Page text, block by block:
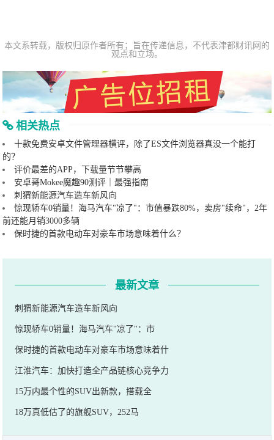
本文系转载，版权归原作者所有；旨在传递信息，不代表津都财讯网的
观点和立场。
相关热点
十款免费安卓文件管理器横评，除了ES文件浏览器真没一个能打
的？
评价最差的APP，下载量节节攀高
安卓哥Mokee魔趣90测评｜最强指南
刺猬新能源汽车造车新风向
惊现轿车0销量！海马汽车"凉了"：市值暴跌80%，卖房"续命"，2年
前还能月销3000多辆
保时捷的首款电动车对豪车市场意味着什么？
最新文章
刺猬新能源汽车造车新风向
惊现轿车0销量！海马汽车"凉了"：市
保时捷的首款电动车对豪车市场意味着什
江淮汽车：加快打造全产品链核心竞争力
15万内最个性的SUV出新款，搭载全
18万真低估了的旗舰SUV，252马